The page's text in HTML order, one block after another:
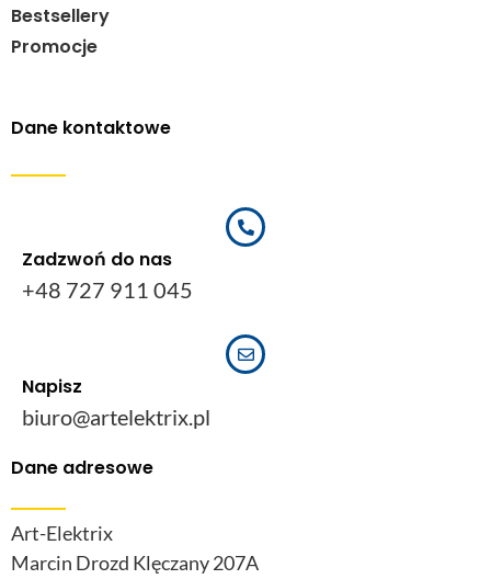
Bestsellery
Promocje
Dane kontaktowe
Zadzwoń do nas
+48 727 911 045
Napisz
biuro@artelektrix.pl
Dane adresowe
Art-Elektrix
Marcin Drozd Klęczany 207A